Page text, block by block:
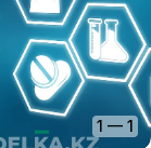
1 — 1